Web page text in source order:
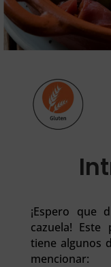
¡Espero que
cazuela! Este
tiene algunos
mencionar: